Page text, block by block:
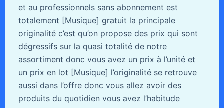
et au professionnels sans abonnement est
totalement [Musique] gratuit la principale
originalité c’est qu’on propose des prix qui sont
dégressifs sur la quasi totalité de notre
assortiment donc vous avez un prix à l’unité et
un prix en lot [Musique] l’originalité se retrouve
aussi dans l’offre donc vous allez avoir des
produits du quotidien vous avez l’habitude